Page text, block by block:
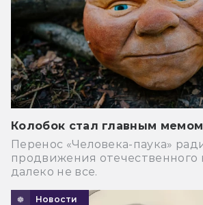
Колобок стал главным мемом
Перенос «Человека-паука»
продвижения отечественного
далеко не все.
Новости